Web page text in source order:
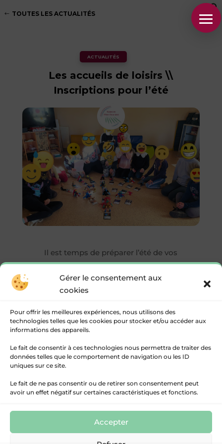
Gérer le consentement aux
cookies
Pour offrir les meilleures expériences, nous utilisons des
technologies telles que les cookies pour stocker et/ou accéder aux
informations des appareils.
Le fait de consentir à ces technologies nous permettra de traiter des
données telles que le comportement de navigation ou les ID
uniques sur ce site.
Le fait de ne pas consentir ou de retirer son consentement peut
avoir un effet négatif sur certaines caractéristiques et fonctions.
Accepter
TOUTES LES ACTUALITÉS
ACTUALITÉS
Les accueils de loisirs \\
Inscriptions pour l’été
Il est temps de préparer l’été de vos
enfants avec les accueils de loisirs de la
CdC Rurales de l’Entre-Deux-Mers.
vous préparent un programme du
Vous pouvez dès maintenant inscrire vos
Télécharger :Fiche d'inscription aux
© 2017 / 2026 Communauté des Communes Rurales
de l’Entre-Deux-Mers